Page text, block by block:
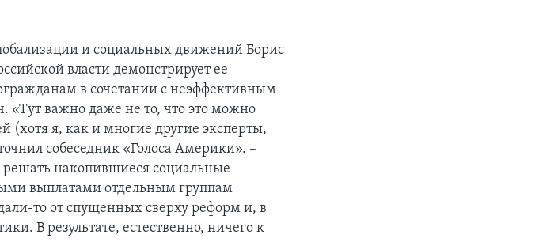
и социальных движений Борис
власти демонстрирует ее
в сочетании с неэффективным
важно даже не то, что это можно
(хотя я, как и многие другие эксперты,
собеседник «Голоса Америки». –
решать накопившиеся социальные
выплатами отдельным группам
то от спущенных сверху реформ и, в
В результате, естественно, ничего к